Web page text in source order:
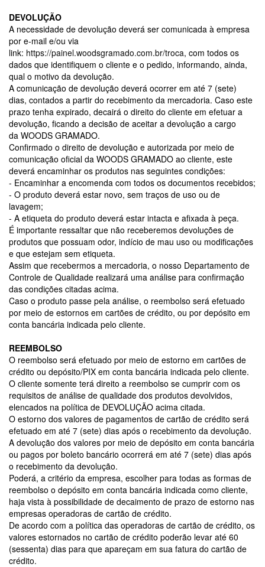
DEVOLUÇÃO
A necessidade de devolução deverá ser comunicada à empresa
por e-mail e/ou via
link: https://painel.woodsgramado.com.br/troca, com todos os
dados que identifiquem o cliente e o pedido, informando, ainda,
qual o motivo da devolução.
A comunicação de devolução deverá ocorrer em até 7 (sete)
dias, contados a partir do recebimento da mercadoria. Caso este
prazo tenha expirado, decairá o direito do cliente em efetuar a
devolução, ficando a decisão de aceitar a devolução a cargo
da WOODS GRAMADO.
Confirmado o direito de devolução e autorizada por meio de
comunicação oficial da WOODS GRAMADO ao cliente, este
deverá encaminhar os produtos nas seguintes condições:
- Encaminhar a encomenda com todos os documentos recebidos;
- O produto deverá estar novo, sem traços de uso ou de
lavagem;
- A etiqueta do produto deverá estar intacta e afixada à peça.
É importante ressaltar que não receberemos devoluções de
produtos que possuam odor, indício de mau uso ou modificações
e que estejam sem etiqueta.
Assim que recebermos a mercadoria, o nosso Departamento de
Controle de Qualidade realizará uma análise para confirmação
das condições citadas acima.
Caso o produto passe pela análise, o reembolso será efetuado
por meio de estornos em cartões de crédito, ou por depósito em
conta bancária indicada pelo cliente.
REEMBOLSO
O reembolso será efetuado por meio de estorno em cartões de
crédito ou depósito/PIX em conta bancária indicada pelo cliente.
O cliente somente terá direito a reembolso se cumprir com os
requisitos de análise de qualidade dos produtos devolvidos,
elencados na política de DEVOLUÇÃO acima citada.
O estorno dos valores de pagamentos de cartão de crédito será
efetuado em até 7 (sete) dias após o recebimento da devolução.
A devolução dos valores por meio de depósito em conta bancária
ou pagos por boleto bancário ocorrerá em até 7 (sete) dias após
o recebimento da devolução.
Poderá, a critério da empresa, escolher para todas as formas de
reembolso o depósito em conta bancária indicada como cliente,
haja vista à possibilidade de decaimento de prazo de estorno nas
empresas operadoras de cartão de crédito.
De acordo com a política das operadoras de cartão de crédito, os
valores estornados no cartão de crédito poderão levar até 60
(sessenta) dias para que apareçam em sua fatura do cartão de
crédito.